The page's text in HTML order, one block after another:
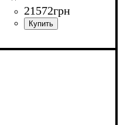
21572грн
Ширина: 340,3 см